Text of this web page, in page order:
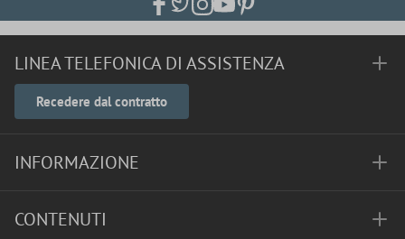
LINEA TELEFONICA DI ASSISTENZA
Recedere dal contratto
INFORMAZIONE
CONTENUTI